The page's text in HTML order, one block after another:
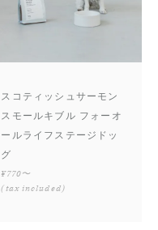
スコティッシュサーモン
スモールキブル フォーオ
ールライフステージドッ
グ
¥770〜
(tax included)